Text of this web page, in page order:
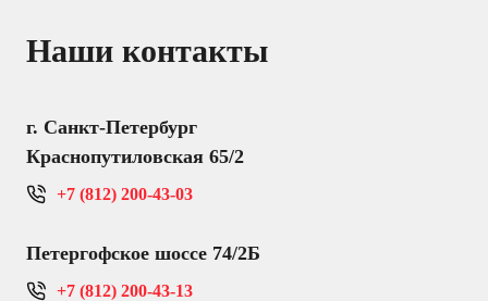
Наши контакты
г. Санкт-Петербург
Краснопутиловская 65/2
+7 (812) 200-43-03
Петергофское шоссе 74/2Б
+7 (812) 200-43-13